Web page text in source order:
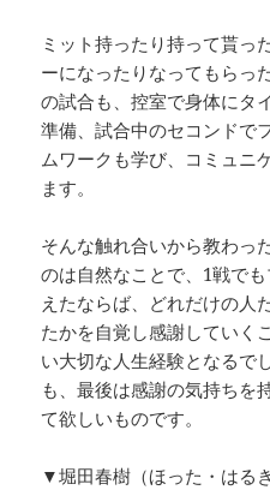
ミット持ったり持って貰っ
ーになったりなってもらっ
の試合も、控室で身体にタ
準備、試合中のセコンドで
ムワークも学び、コミュニ
ます。
そんな触れ合いから教わっ
のは自然なことで、1戦で
えたならば、どれだけの人
たかを自覚し感謝していく
い大切な人生経験となるで
も、最後は感謝の気持ちを
て欲しいものです。
▼堀田春樹（ほった・はる